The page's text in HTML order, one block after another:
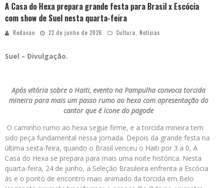
A Casa do Hexa prepara grande festa para Brasil x Escócia
com show de Suel nesta quarta-feira
Redacao 22 de junho de 2026 Cultura, Notícias
Suel – Divulgação.
Após vitória sobre o Haiti, evento na Pampulha convoca torcida
mineira para mais um passo rumo ao hexa com apresentação do
cantor que é ícone do pagode
O caminho rumo ao hexa segue firme, e a torcida mineira tem
sido peça fundamental nessa jornada. Depois da grande festa na
última sexta-feira, quando o Brasil venceu o Haiti por 3 a 0, A
Casa do Hexa se prepara para mais uma noite histórica. Nesta
quarta-feira, 24 de junho, a Seleção Brasileira enfrenta a Escócia
às e o ponto de encontro mais animado da torcida em Belo